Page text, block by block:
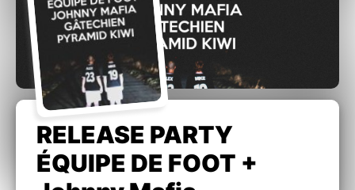
RELEASE PARTY
ÉQUIPE DE FOOT +